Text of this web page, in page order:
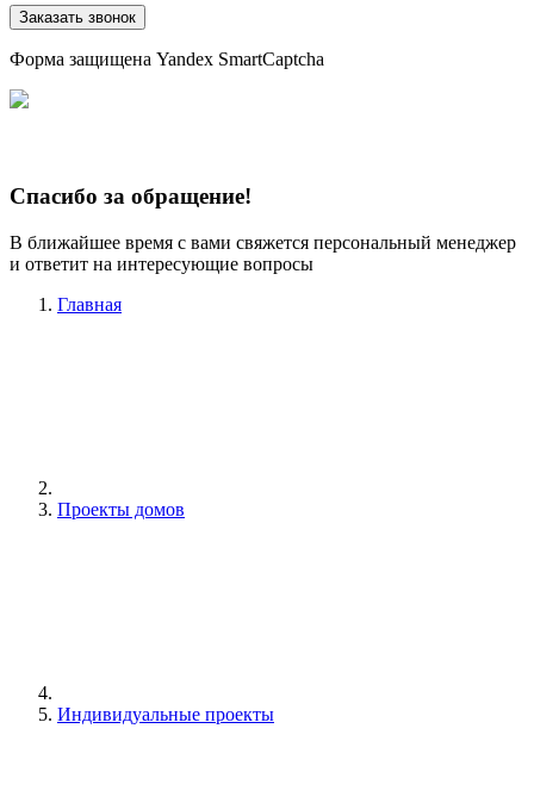
Заказать звонок
Форма защищена Yandex SmartCaptcha
Спасибо за обращение!
В ближайшее время с вами свяжется персональный менеджер
и ответит на интересующие вопросы
Главная
Проекты домов
Индивидуальные проекты